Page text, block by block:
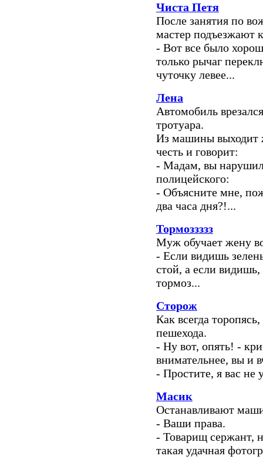
Чиста Петя
После занятия по
мастер подъезжают
- Вот все было
только рычаг
чуточку левее...
Лена
Автомобиль
тротуара.
Из машины выходит
честь и говорит:
- Мадам, вы
полицейского:
- Объясните мне,
два часа дня?!...
Тормоззззз
Муж обучает жену
- Если видишь
стой, а если
тормоз...
Сторож
Как всегда
пешехода.
- Ну вот, опять! -
внимательнее, вы и
- Простите, я вас не
Масик
Останавливают
- Ваши права.
- Товарищ сержант,
такая удачная